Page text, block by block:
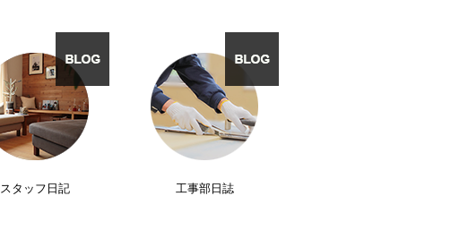
スタッフ日記 工事部日誌